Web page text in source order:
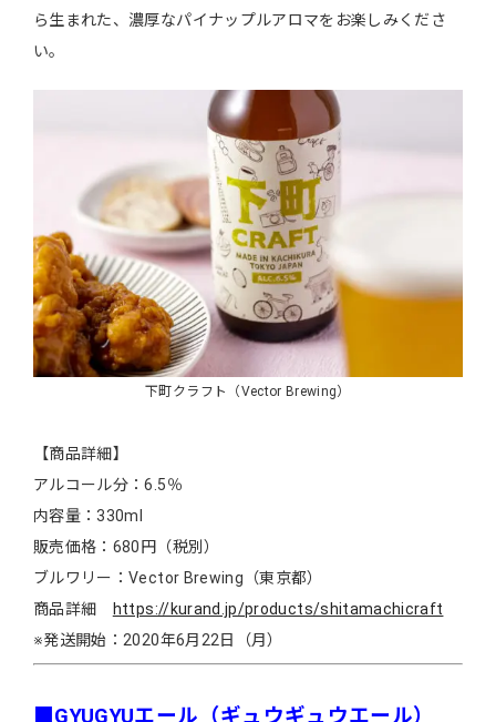
ら生まれた、濃厚なパイナップルアロマをお楽しみくださ
い。
下町クラフト（Vector Brewing）
【商品詳細】
アルコール分：6.5％
内容量：330ml
販売価格：680円（税別）
ブルワリー：Vector Brewing（東京都）
商品詳細
https://kurand.jp/products/shitamachicraft
※発送開始：2020年6月22日（月）
■GYUGYUエール（ギュウギュウエール）